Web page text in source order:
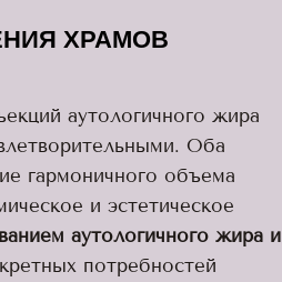
ХРАМОВ
аутологичного жира
Оба
гармоничного объема
и эстетическое
аутологичного жира и
потребностей